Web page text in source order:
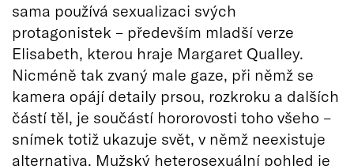
sama používá sexualizaci svých
protagonistek – především mladší verze
Elisabeth, kterou hraje Margaret Qualley.
Nicméně tak zvaný male gaze, při němž se
kamera opájí detaily prsou, rozkroku a dalších
částí těl, je součástí hororovosti toho všeho –
snímek totiž ukazuje svět, v němž neexistuje
alternativa. Mužský heterosexuální pohled je